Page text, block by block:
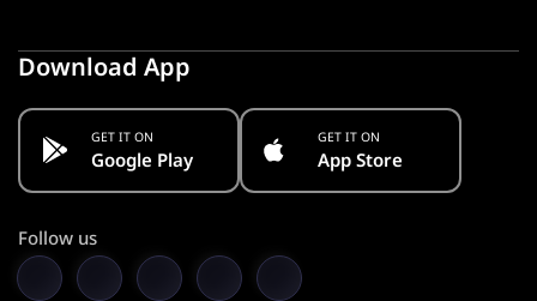
Download App
GET IT ON
Google Play
GET IT ON
App Store
Follow us